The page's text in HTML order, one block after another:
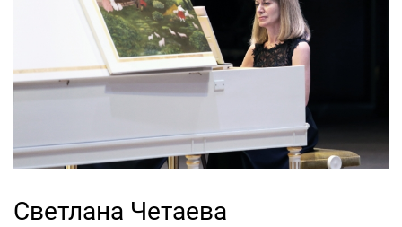
Светлана Четаева